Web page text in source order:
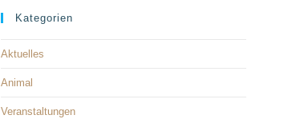
Kategorien
Aktuelles
Animal
Veranstaltungen